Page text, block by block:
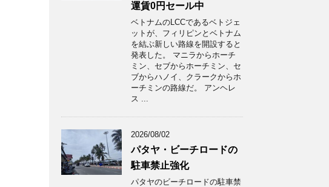
運賃0円セール中
ベトナムのLCCであるベトジェ
ットが、フィリピンとベトナム
を結ぶ新しい路線を開設すると
発表した。 マニラからホーチ
ミン、セブからホーチミン、セ
ブからハノイ、クラークからホ
ーチミンの路線だ。 アンヘレ
ス ...
2026/08/02
パタヤ・ビーチロードの
駐車禁止強化
パタヤのビーチロードの駐車禁